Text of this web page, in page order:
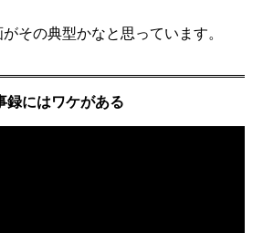
その典型かなと思っています。
録にはワケがある